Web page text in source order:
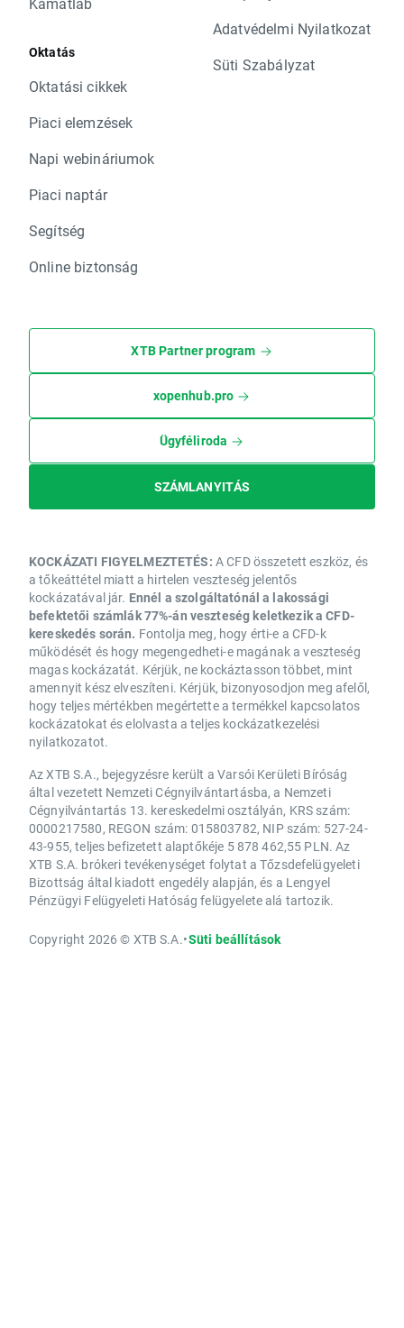
Oktatás
Oktatási cikkek
Piaci elemzések
Napi webináriumok
Piaci naptár
Segítség
Online biztonság
Adatvédelmi Nyilatkozat
Süti Szabályzat
XTB Partner program
xopenhub.pro
Ügyféliroda
SZÁMLANYITÁS
KOCKÁZATI FIGYELMEZTETÉS: A CFD összetett eszköz, és
a tőkeáttétel miatt a hirtelen veszteség jelentős
kockázatával jár. Ennél a szolgáltatónál a lakossági
befektetői számlák 77%-án veszteség keletkezik a CFD-
kereskedés során. Fontolja meg, hogy érti-e a CFD-k
működését és hogy megengedheti-e magának a veszteség
magas kockázatát. Kérjük, ne kockáztasson többet, mint
amennyit kész elveszíteni. Kérjük, bizonyosodjon meg afelől,
hogy teljes mértékben megértette a termékkel kapcsolatos
kockázatokat és elolvasta a teljes kockázatkezelési
nyilatkozatot.
Az XTB S.A., bejegyzésre került a Varsói Kerületi Bíróság
által vezetett Nemzeti Cégnyilvántartásba, a Nemzeti
Cégnyilvántartás 13. kereskedelmi osztályán, KRS szám:
0000217580, REGON szám: 015803782, NIP szám: 527-24-
43-955, teljes befizetett alaptőkéje 5 878 462,55 PLN. Az
XTB S.A. brókeri tevékenységet folytat a Tőzsdefelügyeleti
Bizottság által kiadott engedély alapján, és a Lengyel
Pénzügyi Felügyeleti Hatóság felügyelete alá tartozik.
Copyright 2026 © XTB S.A.•Süti beállítások